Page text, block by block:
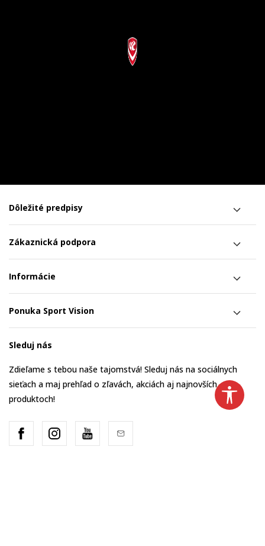
Dôležité predpisy
Zákaznická podpora
Informácie
Ponuka Sport Vision
Sleduj nás
Zdieľame s tebou naše tajomstvá! Sleduj nás na sociálnych
sieťach a maj prehľad o zľavách, akciách aj najnovších
produktoch!